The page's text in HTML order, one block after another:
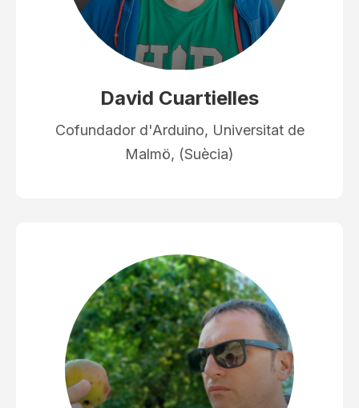
David Cuartielles
Cofundador d'Arduino, Universitat de
Malmö, (Suècia)